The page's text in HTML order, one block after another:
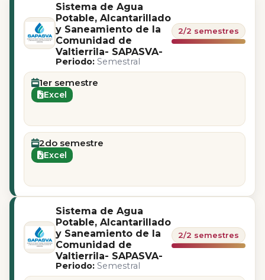
Sistema de Agua
Potable, Alcantarillado
y Saneamiento de la
Comunidad de
Valtierrila- SAPASVA-
Periodo: Semestral
2/2 semestres
1er semestre
Excel
2do semestre
Excel
Sistema de Agua
Potable, Alcantarillado
y Saneamiento de la
Comunidad de
Valtierrila- SAPASVA-
Periodo: Semestral
2/2 semestres